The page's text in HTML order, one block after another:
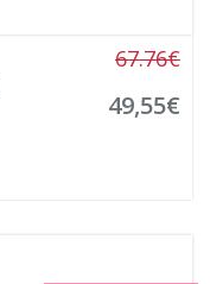
67.76€
49,55€